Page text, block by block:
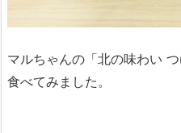
マルちゃんの「北の味わい
食べてみました。